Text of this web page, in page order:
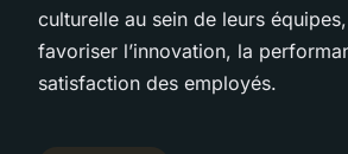
culturelle au sein de leurs
favoriser l’innovation, la
satisfaction des employés.